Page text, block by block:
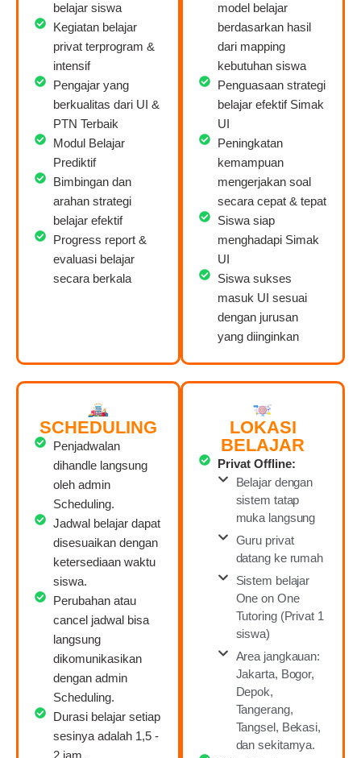
belajar siswa
Kegiatan belajar
privat terprogram &
intensif
Pengajar yang
berkualitas dari UI &
PTN Terbaik
Modul Belajar
Prediktif
Bimbingan dan
arahan strategi
belajar efektif
Progress report &
evaluasi belajar
secara berkala
model belajar
berdasarkan hasil
dari mapping
kebutuhan siswa
Penguasaan strategi
belajar efektif Simak
UI
Peningkatan
kemampuan
mengerjakan soal
secara cepat & tepat
Siswa siap
menghadapi Simak
UI
Siswa sukses
masuk UI sesuai
dengan jurusan
yang diinginkan
SCHEDULING
Penjadwalan
dihandle langsung
oleh admin
Scheduling.
Jadwal belajar dapat
disesuaikan dengan
ketersediaan waktu
siswa.
Perubahan atau
cancel jadwal bisa
langsung
dikomunikasikan
dengan admin
Scheduling.
Durasi belajar setiap
sesinya adalah 1,5 -
2 jam.
LOKASI
BELAJAR
Privat Offline:
Belajar dengan
sistem tatap
muka langsung
Guru privat
datang ke rumah
Sistem belajar
One on One
Tutoring (Privat 1
siswa)
Area jangkauan:
Jakarta, Bogor,
Depok,
Tangerang,
Tangsel, Bekasi,
dan sekitarnya.